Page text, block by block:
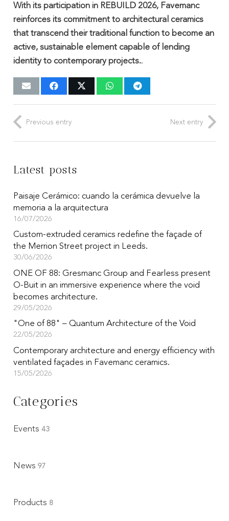
With its participation in REBUILD 2026, Favemanc
reinforces its commitment to architectural ceramics
that transcend their traditional function to become an
active, sustainable element capable of lending
identity to contemporary projects..
Previous entry Next entry
Latest posts
Paisaje Cerámico: cuando la cerámica devuelve la
memoria a la arquitectura
16/07/2026
Custom-extruded ceramics redefine the façade of
the Merrion Street project in Leeds.
30/06/2026
ONE OF 88: Gresmanc Group and Fearless present
O-Buit in an immersive experience where the void
becomes architecture.
29/05/2026
"One of 88" – Quantum Architecture of the Void
22/05/2026
Contemporary architecture and energy efficiency with
ventilated façades in Favemanc ceramics.
15/05/2026
Categories
Events 43
News 97
Products 8